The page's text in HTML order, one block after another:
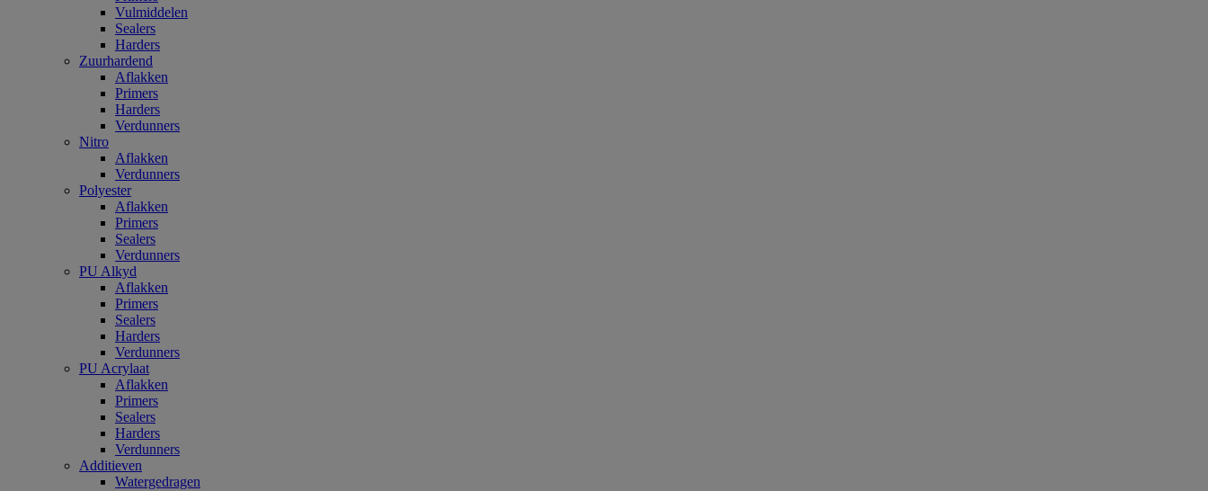
Vulmiddelen
Sealers
Harders
Zuurhardend
Aflakken
Primers
Harders
Verdunners
Nitro
Aflakken
Verdunners
Polyester
Aflakken
Primers
Sealers
Verdunners
PU Alkyd
Aflakken
Primers
Sealers
Harders
Verdunners
PU Acrylaat
Aflakken
Primers
Sealers
Harders
Verdunners
Additieven
Watergedragen